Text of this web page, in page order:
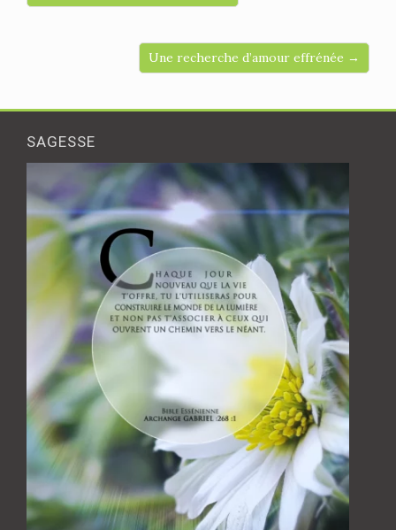
Une recherche d’amour effrénée →
SAGESSE